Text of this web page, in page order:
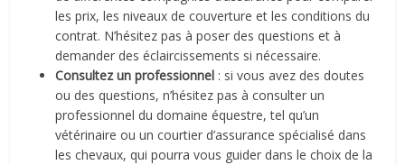
les prix, les niveaux de couverture et les conditions du
contrat. N’hésitez pas à poser des questions et à
demander des éclaircissements si nécessaire.
Consultez un professionnel : si vous avez des doutes
ou des questions, n’hésitez pas à consulter un
professionnel du domaine équestre, tel qu’un
vétérinaire ou un courtier d’assurance spécialisé dans
les chevaux, qui pourra vous guider dans le choix de la